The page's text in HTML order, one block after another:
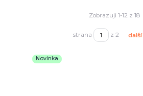
Zobrazuji 1-12 z 18
strana z 2 další
Novinka